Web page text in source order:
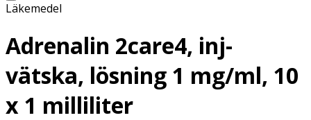
Läkemedel
Adrenalin 2care4, inj-
vätska, lösning 1 mg/ml, 10
x 1 milliliter